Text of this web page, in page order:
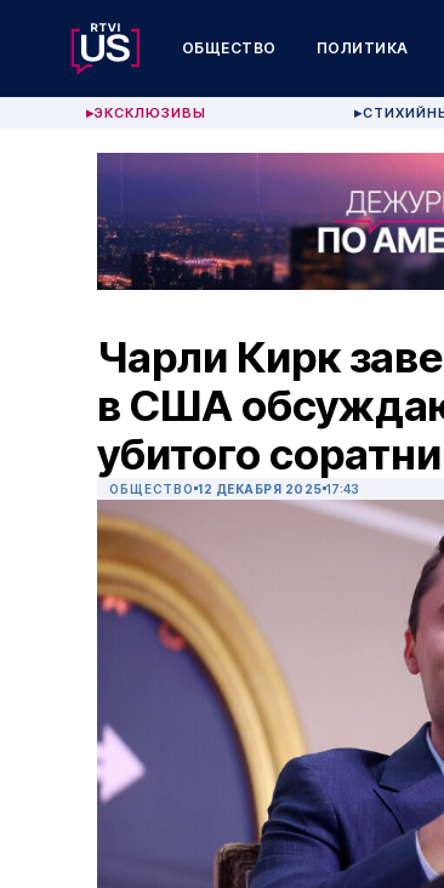
ОБЩЕСТВО ПОЛИТИКА
▶ЭКСКЛЮЗИВЫ ▶
Чарли Кирк
в США
убитого
ОБЩЕСТВО 12 ДЕКАБРЯ 2025 17:43